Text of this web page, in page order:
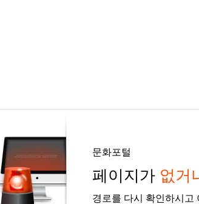
문화포털
페이지가 없거
경로를 다시 확인하시고